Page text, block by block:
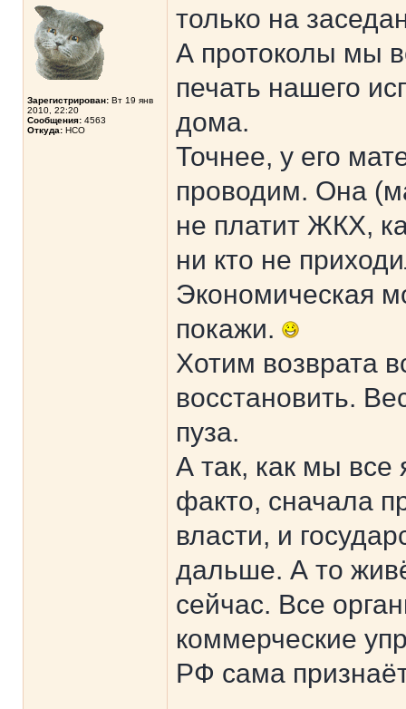
Зарегистрирован: Вт 19 янв
2010, 22:20
Сообщения: 4563
Откуда: НСО
только на
А протоколы мы
печать нашего
дома.
Точнее, у его
проводим. Она
не платит ЖКХ,
ни кто не
Экономическая
покажи.
Хотим возврата
восстановить.
пуза.
А так, как мы
факто, сначала
власти, и
дальше. А то
сейчас. Все
коммерческие
РФ сама